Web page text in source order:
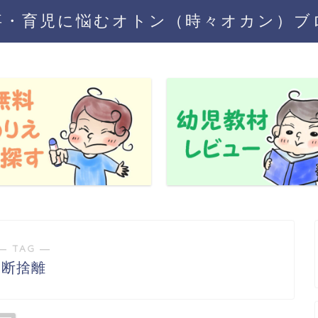
・育児に悩むオトン（時々オカン）ブ
TAG ―
断捨離